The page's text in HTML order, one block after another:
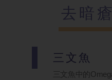
去暗
三文魚
三文魚中的